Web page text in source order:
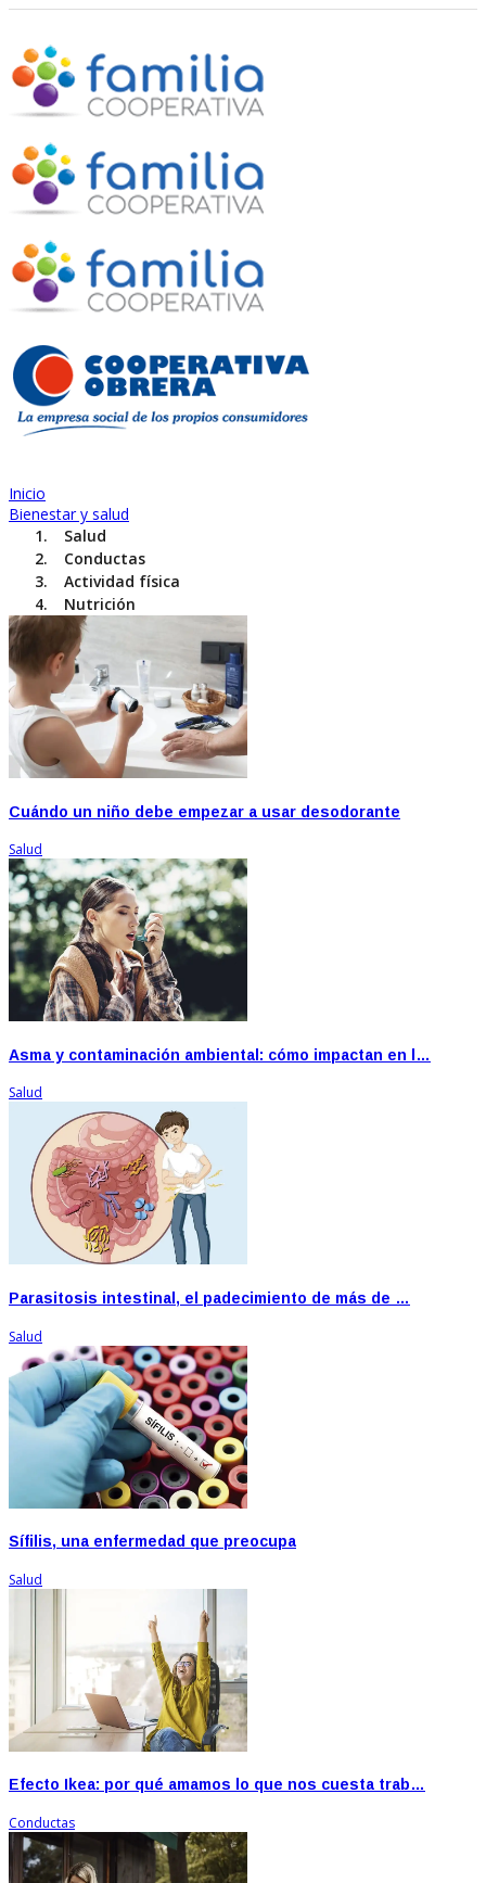
Inicio
Bienestar y salud
Salud
Conductas
Actividad física
Nutrición
Cuándo un niño debe empezar a usar desodorante
Salud
Asma y contaminación ambiental: cómo impactan en l…
Salud
Parasitosis intestinal, el padecimiento de más de …
Salud
Sífilis, una enfermedad que preocupa
Salud
Efecto Ikea: por qué amamos lo que nos cuesta trab…
Conductas